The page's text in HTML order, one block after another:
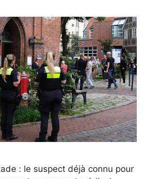
: le suspect déjà connu pour